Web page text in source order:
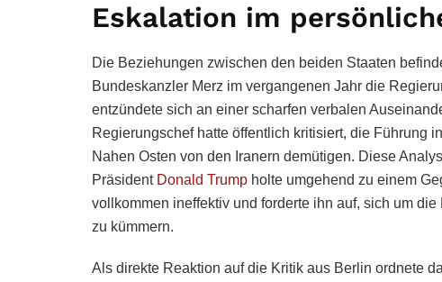
Eskalation im
Die Beziehungen zwischen den beiden Staaten
Bundeskanzler Merz im vergangenen Jahr die
entzündete sich an einer scharfen verbalen
Regierungschef hatte öffentlich kritisiert, die Führung
Nahen Osten von den Iranern demütigen. Diese
Präsident Donald Trump holte umgehend zu einem
vollkommen ineffektiv und forderte ihn auf, sich um
zu kümmern.
Als direkte Reaktion auf die Kritik aus Berlin ordnete